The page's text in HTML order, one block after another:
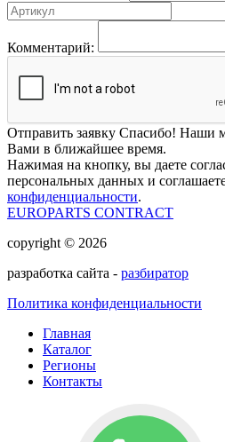
Комментарий:
Отправить заявку Спасибо! Наши
Вами в ближайшее время.
Нажимая на кнопку, вы даете
персональных данных и
конфиденциальности.
EUROPARTS CONTRACT
copyright © 2026
разработка сайта - разбиратор
Политика конфиденциальности
Главная
Каталог
Регионы
Контакты